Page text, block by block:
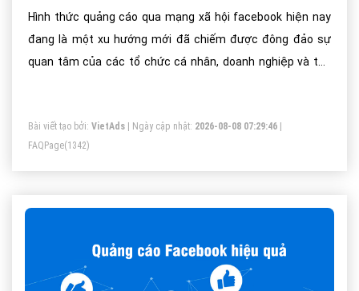
Hình thức quảng cáo qua mạng xã hội facebook hiện nay
đang là một xu hướng mới đã chiếm được đông đảo sự
quan tâm của các tổ chức cá nhân, doanh nghiệp và tập
Bài viết tạo bởi: VietAds | Ngày cập nhật: 2026-08-08 07:29:46
FAQPage(1342)